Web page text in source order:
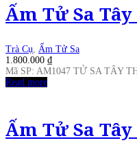
Ấm Tử Sa
Trà Cụ
Ấm Tử Sa
1.800.000 ₫
Mã SP: AM1047 TỬ SA TÂY
Read more
Ấm Tử Sa